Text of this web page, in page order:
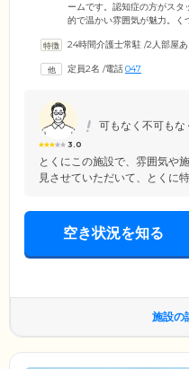
ームです。認知症の方がス
的で温かい雰囲気が魅力。く
お一人ひとり異なります。そ
ら、みんなでともに過ごせる
24時間介護士常駐 /2人部屋
定員2名 /電話047
3.0
可もなく不可もな
とくにこの施設で、雰囲気や
見させていただいて、とくに
空き状況を知る
施設の